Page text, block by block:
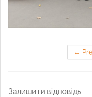
←
Залишити відповідь